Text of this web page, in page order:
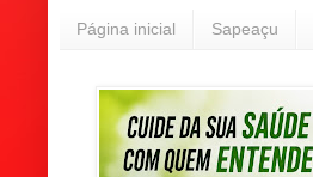
Página inicial Sapeaçu